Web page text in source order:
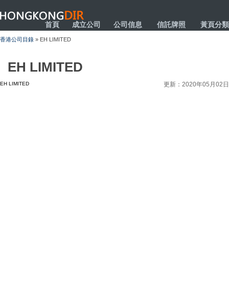
HONGKONGDIR
首頁 成立公司 公司信息 信託牌照 黃頁分類
香港公司目錄 » EH LIMITED
EH LIMITED
EH LIMITED 更新：2020年05月02日